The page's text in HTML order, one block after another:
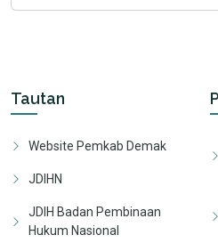
Tautan
Website Pemkab Demak
JDIHN
JDIH Badan Pembinaan
Hukum Nasional